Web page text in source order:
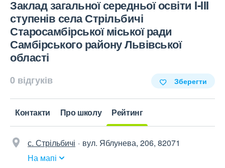
Заклад загальної середньої освіти I-III
ступенів села Стрільбичі
Старосамбірської міської ради
Самбірського району Львівської
області
0 відгуків Зберегти
Контакти Про школу Рейтинг
с. Стрільбичі
вул. Яблунева, 206, 82071
На мапі